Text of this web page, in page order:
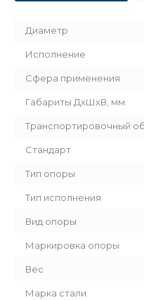
Диаметр
Исполнение
Сфера применения
Габариты ДхШхВ, мм
Транспортировочный
Стандарт
Тип опоры
Тип исполнения
Вид опоры
Маркировка опоры
Вес
Марка стали